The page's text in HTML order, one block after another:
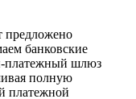
предложено
банковские
платежный шлюз
полную
платежной